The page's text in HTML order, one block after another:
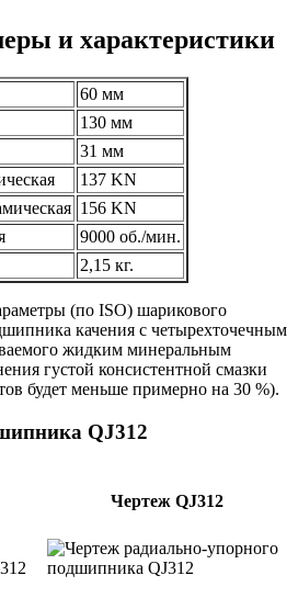
и характеристики
60 мм
130 мм
31 мм
137 KN
156 KN
9000 об./мин.
2,15 кг.
(по ISO) шарикового
качения с четырехточечным
жидким минеральным
густой консистентной смазки
будет меньше примерно на 30 %).
QJ312
Чертеж QJ312